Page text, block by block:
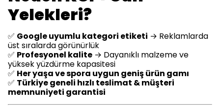
Yelekleri?
✅ Google uyumlu kategori etiketi → Reklamlarda
üst sıralarda görünürlük
✅ Profesyonel kalite → Dayanıklı malzeme ve
yüksek yüzdürme kapasitesi
✅ Her yaşa ve spora uygun geniş ürün gamı
✅ Türkiye geneli hızlı teslimat & müşteri
memnuniyeti garantisi